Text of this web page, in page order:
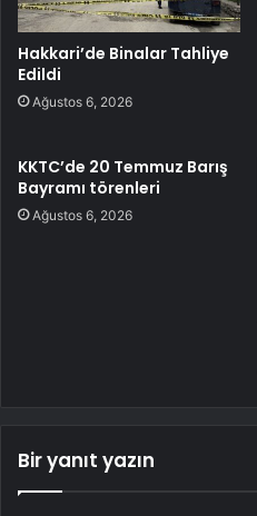
Hakkari’de Binalar Tahliye
Edildi
Ağustos 6, 2026
KKTC’de 20 Temmuz Barış
Bayramı törenleri
Ağustos 6, 2026
Bir yanıt yazın